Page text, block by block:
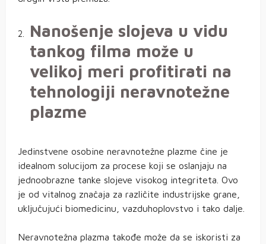
Nanošenje slojeva u vidu
tankog filma može u
velikoj meri profitirati na
tehnologiji neravnotežne
plazme
Jedinstvene osobine neravnotežne plazme čine je
idealnom solucijom za procese koji se oslanjaju na
jednoobrazne tanke slojeve visokog integriteta. Ovo
je od vitalnog značaja za različite industrijske grane,
uključujući biomedicinu, vazduhoplovstvo i tako dalje.
Neravnotežna plazma takođe može da se iskoristi za